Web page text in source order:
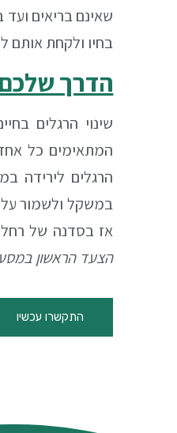
שאינם בריאים ועד
בחיו ולקחת אותם
הדרך
שינוי הרגלים
המתאימים כל
הרגלים לירידה
במשקל ולשמור על
אז בסדנה של
הצעד הראשון
התקשרו עכשיו